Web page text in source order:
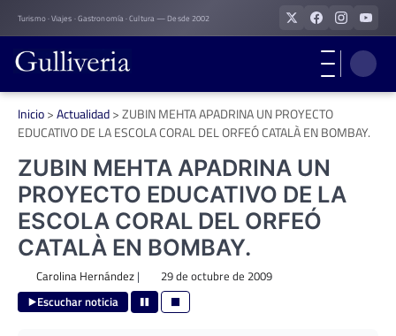
Skip
to
content
Turismo · Viajes · Gastronomía · Cultura — Desde 2002
Inicio>Actualidad>ZUBIN MEHTA APADRINA UN PROYECTO
EDUCATIVO DE LA ESCOLA CORAL DEL ORFEÓ CATALÀ EN BOMBAY.
ZUBIN MEHTA APADRINA UN
PROYECTO EDUCATIVO DE LA
ESCOLA CORAL DEL ORFEÓ
CATALÀ EN BOMBAY.
Carolina Hernández| 29 de octubre de 2009
Escuchar noticia